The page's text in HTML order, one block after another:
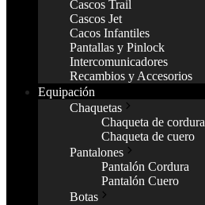
Cascos Trail
Cascos Jet
Cacos Infantiles
Pantallas y Pinlock
Intercomunicadores
Recambios y Accesorios
Equipación
Chaquetas
Chaqueta de cordura
Chaqueta de cuero
Pantalones
Pantalón Cordura
Pantalón Cuero
Botas